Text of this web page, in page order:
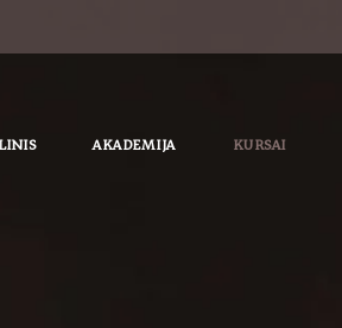
AKADEMIJA KURSAI